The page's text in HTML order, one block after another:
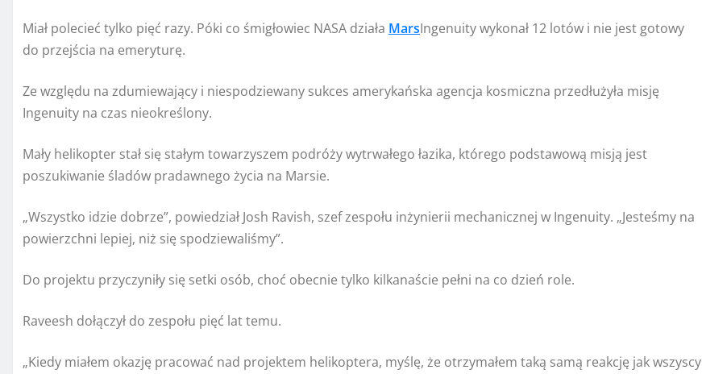
Miał polecieć tylko pięć razy. Póki co śmigłowiec NASA działa MarsIngenuity wykonał 12 lotów i nie jest gotowy
do przejścia na emeryturę.
Ze względu na zdumiewający i niespodziewany sukces amerykańska agencja kosmiczna przedłużyła misję
Ingenuity na czas nieokreślony.
Mały helikopter stał się stałym towarzyszem podróży wytrwałego łazika, którego podstawową misją jest
poszukiwanie śladów pradawnego życia na Marsie.
„Wszystko idzie dobrze”, powiedział Josh Ravish, szef zespołu inżynierii mechanicznej w Ingenuity. „Jesteśmy na
powierzchni lepiej, niż się spodziewaliśmy”.
Do projektu przyczyniły się setki osób, choć obecnie tylko kilkanaście pełni na co dzień role.
Raveesh dołączył do zespołu pięć lat temu.
„Kiedy miałem okazję pracować nad projektem helikoptera, myślę, że otrzymałem taką samą reakcję jak wszyscy